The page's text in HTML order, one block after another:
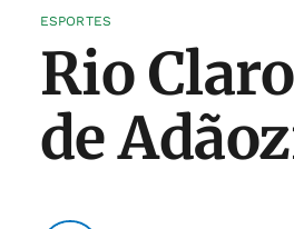
ESPORTES
Rio
de